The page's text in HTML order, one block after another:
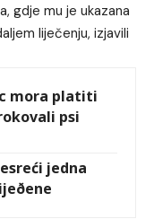
gdje mu je ukazana
liječenju, izjavili
mora platiti
psi
jedna